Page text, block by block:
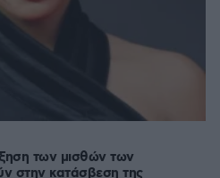
των μισθών των
στην κατάσβεση της